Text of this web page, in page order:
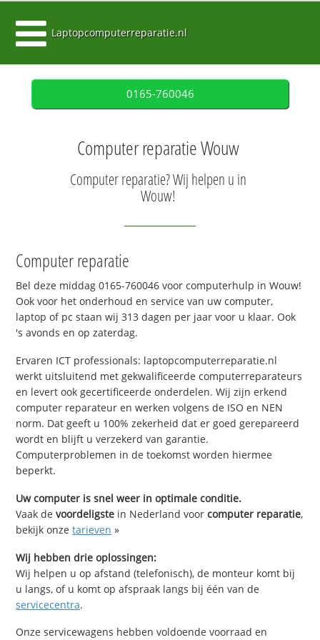
Laptopcomputerreparatie.nl
0165-760046
Computer reparatie Wouw
Computer reparatie? Wij helpen u in
Wouw!
Computer reparatie
Bel deze middag 0165-760046 voor computerhulp in Wouw!
Ook voor het onderhoud en service van uw computer,
laptop of pc staan wij 313 dagen per jaar voor u klaar. Ook
's avonds en op zaterdag.
Ervaren ICT professionals: laptopcomputerreparatie.nl
werkt uitsluitend met gekwalificeerde computerreparateurs
en levert ook gecertificeerde onderdelen. Wij zijn erkend
computer reparateur en werken volgens de ISO en NEN
norm. Dat geeft u 100% zekerheid dat er goed gerepareerd
wordt en blijft u verzekerd van garantie.
Computerproblemen in de toekomst worden hiermee
beperkt.
Uw computer is snel weer in optimale conditie.
Vaak devoordeligste in Nederland voorcomputer reparatie,
bekijk onzetarieven »
Wij hebben drie oplossingen:
Wij helpen u op afstand (telefonisch), de monteur komt bij
u langs, of u komt op afspraak langs bij één van de
servicecentra.
Onze servicewagens hebben voldoende voorraad en